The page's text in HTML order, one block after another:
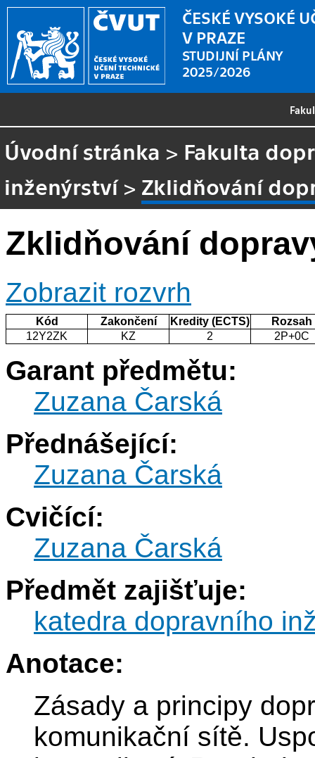
ČESKÉ VYSOKÉ
V PRAZE
STUDIJNÍ PLÁNY
2025/2026
Úvodní stránka > Fakulta
inženýrství> Zklidňování
Zklidňování
Zobrazit rozvrh
Kód Zakončení Kredity (ECTS)
Rozsah
12Y2ZK
KZ 2 2P+0C
Garant předmětu:
Zuzana Čarská
Přednášející:
Zuzana Čarská
Cvičící:
Zuzana Čarská
Předmět zajišťuje:
katedra dopravního
Anotace:
Zásady a principy
komunikační sítě.